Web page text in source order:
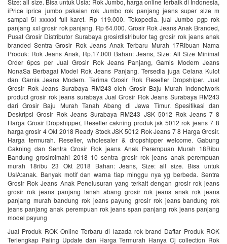
Size: all size. Bisa untuk Usia: Rok Jumbo, harga online terbaik di Indonesia,
iPrice iprice jumbo pakaian rok Jumbo rok panjang jeans super size m
sampai 5l xxxxxl full karet. Rp 119.000. Tokopedia. jual Jumbo pgp rok
panjang xxl grosir rok panjang. Rp 64.000. Grosir Rok Jeans Anak Branded,
Pusat Grosir Distributor Surabaya grosirdistributor tag grosir rok jeans anak
branded Sentra Grosir Rok Jeans Anak Terbaru Murah 17Ribuan Nama
Produk: Rok Jeans Anak, Rp.17.000 Bahan: Jeans, Size: All Size Minimal
Order 6pcs per Jual Grosir Rok Jeans Panjang, Gamis Modern Jeans
NonaSa Berbagai Model Rok Jeans Panjang. Tersedia juga Celana Kulot
dan Gamis Jeans Modern. Terima Grosir Rok Reseller Dropshiper. Jual
Grosir Rok Jeans Surabaya RM243 oleh Grosir Baju Murah indonetwork
product grosir rok jeans surabaya Jual Grosir Rok Jeans Surabaya RM243
dari Grosir Baju Murah Tanah Abang di Jawa Timur. Spesifikasi dan
Deskripsi Grosir Rok Jeans Surabaya RM243 JSK 5012 Rok Jeans 7 8
Harga Grosir Dropshipper, Reseller cakning produk jsk 5012 rok jeans 7 8
harga grosir 4 Okt 2018 Ready Stock JSK 5012 Rok Jeans 7 8 Harga Grosir.
Harga termurah. Reseller, wholesaler & dropshipper welcome. Gabung
Cakning dan Sentra Grosir Rok jeans Anak Perempuan Murah 18Ribu
Bandung grosircimahi 2018 10 sentra grosir rok jeans anak perempuan
murah 18ribu 23 Okt 2018 Bahan: Jeans, Size: all size. Bisa untuk
UsIA:anak. Banyak motif dan warna tiap minggu nya yg berbeda. Sentra
Grosir Rok Jeans Anak Penelusuran yang terkait dengan grosir rok jeans
grosir rok jeans panjang tanah abang grosir rok jeans anak rok jeans
panjang murah bandung rok jeans payung grosir rok jeans bandung rok
jeans panjang anak perempuan rok jeans span panjang rok jeans panjang
model payung
Jual Produk ROK Online Terbaru di lazada rok brand Daftar Produk ROK
Terlengkap Paling Update dan Harga Termurah Hanya Cj collection Rok